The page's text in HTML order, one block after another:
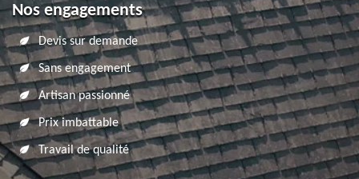
Nos engagements
Devis sur demande
Sans engagement
Artisan passionné
Prix imbattable
Travail de qualité